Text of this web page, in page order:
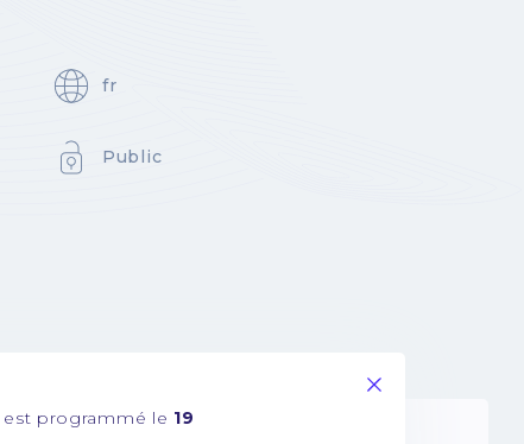
fr
Public
est programmé le 19